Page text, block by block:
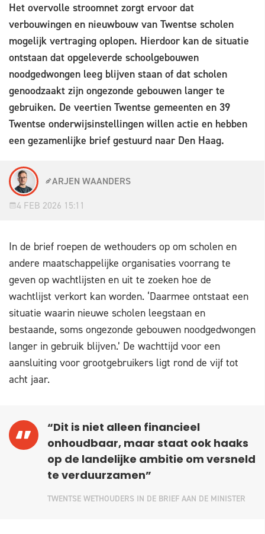
Het overvolle stroomnet zorgt ervoor dat
verbouwingen en nieuwbouw van Twentse scholen
mogelijk vertraging oplopen. Hierdoor kan de situatie
ontstaan dat opgeleverde schoolgebouwen
noodgedwongen leeg blijven staan of dat scholen
genoodzaakt zijn ongezonde gebouwen langer te
gebruiken. De veertien Twentse gemeenten en 39
Twentse onderwijsinstellingen willen actie en hebben
een gezamenlijke brief gestuurd naar Den Haag.
ARJEN WAANDERS
4 FEB 2026 15:11
In de brief roepen de wethouders op om scholen en
andere maatschappelijke organisaties voorrang te
geven op wachtlijsten en uit te zoeken hoe de
wachtlijst verkort kan worden. ‘Daarmee ontstaat een
situatie waarin nieuwe scholen leegstaan en
bestaande, soms ongezonde gebouwen noodgedwongen
langer in gebruik blijven.’ De wachttijd voor een
aansluiting voor grootgebruikers ligt rond de vijf tot
acht jaar.
“Dit is niet alleen financieel
onhoudbaar, maar staat ook haaks
op de landelijke ambitie om versneld
te verduurzamen”
TWENTSE WETHOUDERS IN DE BRIEF AAN DE MINISTER